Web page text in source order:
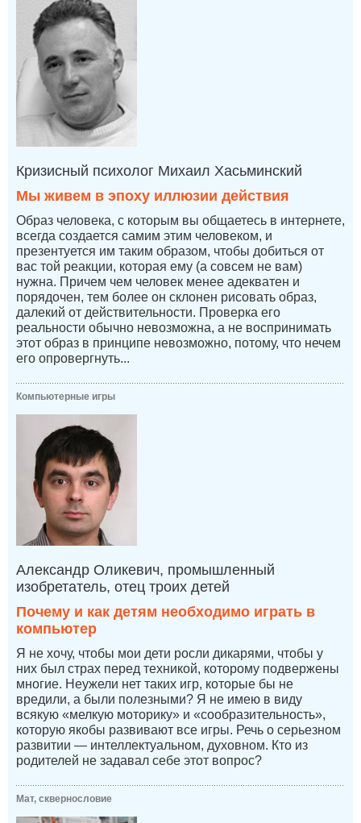
Кризисный психолог Михаил Хасьминский
Мы живем в эпоху иллюзии действия
Образ человека, с которым вы общаетесь в интернете,
всегда создается самим этим человеком, и
презентуется им таким образом, чтобы добиться от
вас той реакции, которая ему (а совсем не вам)
нужна. Причем чем человек менее адекватен и
порядочен, тем более он склонен рисовать образ,
далекий от действительности. Проверка его
реальности обычно невозможна, а не воспринимать
этот образ в принципе невозможно, потому, что нечем
его опровергнуть...
Компьютерные игры
Александр Оликевич, промышленный
изобретатель, отец троих детей
Почему и как детям необходимо играть в
компьютер
Я не хочу, чтобы мои дети росли дикарями, чтобы у
них был страх перед техникой, которому подвержены
многие. Неужели нет таких игр, которые бы не
вредили, а были полезными? Я не имею в виду
всякую «мелкую моторику» и «сообразительность»,
которую якобы развивают все игры. Речь о серьезном
развитии — интеллектуальном, духовном. Кто из
родителей не задавал себе этот вопрос?
Мат, сквернословие